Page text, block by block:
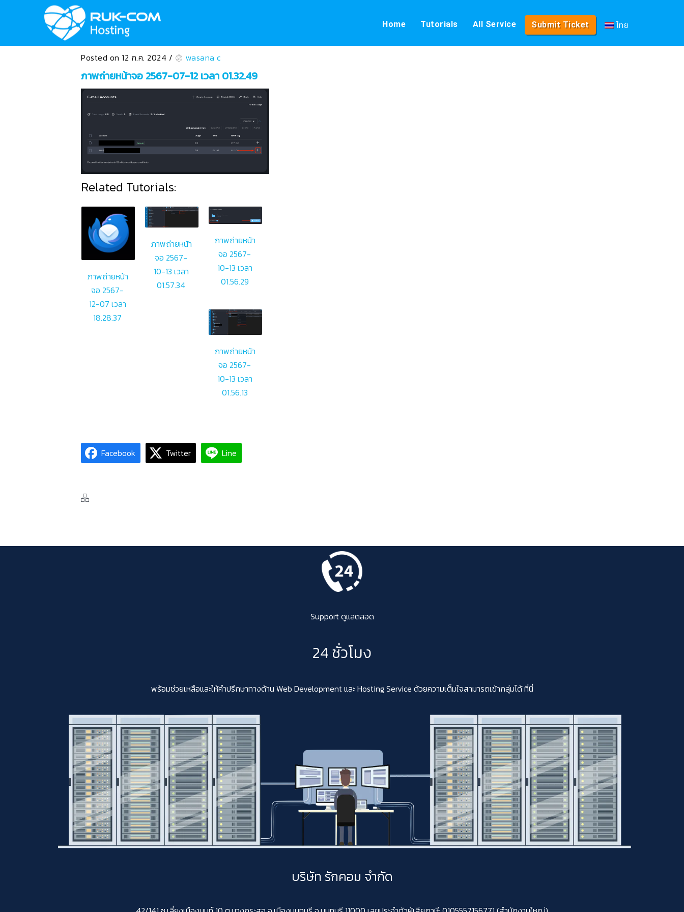
Home Tutorials All Service Submit Ticket ไทย
Posted on 12 ก.ค. 2024 / wasana c
ภาพถ่ายหน้าจอ 2567-07-12 เวลา 01.32.49
Related Tutorials:
ภาพถ่ายหน้า
จอ 2567-
12-07 เวลา
18.28.37
ภาพถ่ายหน้า
จอ 2567-
10-13 เวลา
01.57.34
ภาพถ่ายหน้า
จอ 2567-
10-13 เวลา
01.56.29
ภาพถ่ายหน้า
จอ 2567-
10-13 เวลา
01.56.13
Facebook Twitter Line
Support ดูแลตลอด
24 ชั่วโมง
พร้อมช่วยเหลือและให้คำปรึกษาทางด้าน Web Development และ Hosting Service ด้วยความเต็มใจสามารถเข้ากลุ่มได้ ที่นี่
บริษัท รักคอม จำกัด